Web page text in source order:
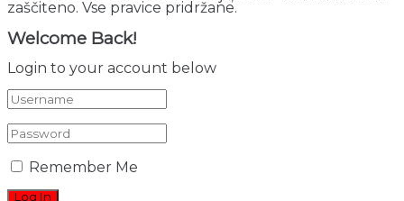
zaščiteno. Vse pravice pridržane.
Welcome Back!
Login to your account below
Remember Me